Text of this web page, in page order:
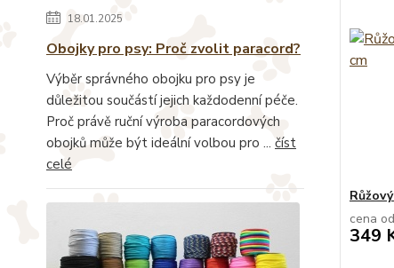
18.01.2025
Obojky pro psy: Proč zvolit paracord?
Výběr správného obojku pro psy je
důležitou součástí jejich každodenní péče.
Proč právě ruční výroba paracordových
obojků může být ideální volbou pro ... číst
celé
cena od
349